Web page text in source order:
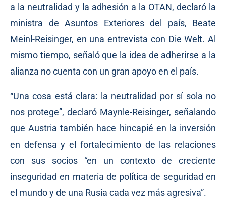
a la neutralidad y la adhesión a la OTAN, declaró la
ministra de Asuntos Exteriores del país, Beate
Meinl-Reisinger, en una entrevista con Die Welt. Al
mismo tiempo, señaló que la idea de adherirse a la
alianza no cuenta con un gran apoyo en el país.
“Una cosa está clara: la neutralidad por sí sola no
nos protege”, declaró Maynle-Reisinger, señalando
que Austria también hace hincapié en la inversión
en defensa y el fortalecimiento de las relaciones
con sus socios “en un contexto de creciente
inseguridad en materia de política de seguridad en
el mundo y de una Rusia cada vez más agresiva”.